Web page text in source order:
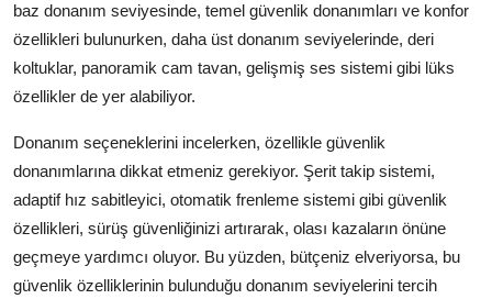
baz donanım seviyesinde, temel güvenlik donanımları ve konfor
özellikleri bulunurken, daha üst donanım seviyelerinde, deri
koltuklar, panoramik cam tavan, gelişmiş ses sistemi gibi lüks
özellikler de yer alabiliyor.
Donanım seçeneklerini incelerken, özellikle güvenlik
donanımlarına dikkat etmeniz gerekiyor. Şerit takip sistemi,
adaptif hız sabitleyici, otomatik frenleme sistemi gibi güvenlik
özellikleri, sürüş güvenliğinizi artırarak, olası kazaların önüne
geçmeye yardımcı oluyor. Bu yüzden, bütçeniz elveriyorsa, bu
güvenlik özelliklerinin bulunduğu donanım seviyelerini tercih